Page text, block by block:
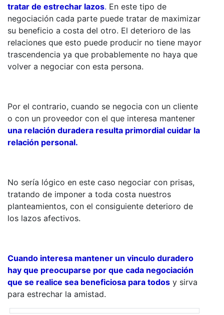
tratar de estrechar lazos. En este tipo de
negociación cada parte puede tratar de maximizar
su beneficio a costa del otro. El deterioro de las
relaciones que esto puede producir no tiene mayor
trascendencia ya que probablemente no haya que
volver a negociar con esta persona.
Por el contrario, cuando se negocia con un cliente
o con un proveedor con el que interesa mantener
una relación duradera resulta primordial cuidar la
relación personal.
No sería lógico en este caso negociar con prisas,
tratando de imponer a toda costa nuestros
planteamientos, con el consiguiente deterioro de
los lazos afectivos.
Cuando interesa mantener un vinculo duradero
hay que preocuparse por que cada negociación
que se realice sea beneficiosa para todos y sirva
para estrechar la amistad.